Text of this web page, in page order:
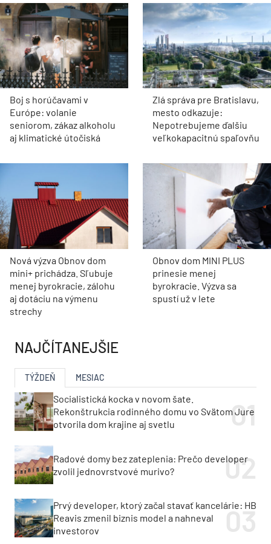
Boj s horúčavami v
Európe: volanie
seniorom, zákaz alkoholu
aj klimatické útočiská
Zlá správa pre Bratislavu,
mesto odkazuje:
Nepotrebujeme ďalšiu
veľkokapacitnú spaľovňu
Nová výzva Obnov dom
mini+ prichádza. Sľubuje
menej byrokracie, zálohu
aj dotáciu na výmenu
strechy
Obnov dom MINI PLUS
prinesie menej
byrokracie. Výzva sa
spustí už v lete
NAJČÍTANEJŠIE
TÝŽDEŇ MESIAC
Socialistická kocka v novom šate.
Rekonštrukcia rodinného domu vo Svätom Jure
otvorila dom krajine aj svetlu
Radové domy bez zateplenia: Prečo developer
zvolil jednovrstvové murivo?
Prvý developer, ktorý začal stavať kancelárie: HB
Reavis zmenil biznis model a nahneval
investorov